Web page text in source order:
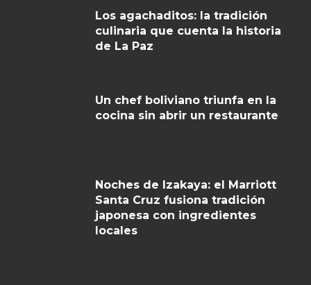
Los agachaditos: la tradición
culinaria que cuenta la historia
de La Paz
Un chef boliviano triunfa en la
cocina sin abrir un restaurante
Noches de Izakaya: el Marriott
Santa Cruz fusiona tradición
japonesa con ingredientes
locales